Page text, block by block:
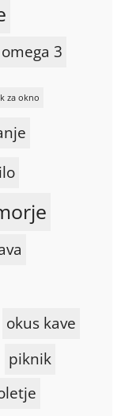
3
za okno
okus kave
piknik